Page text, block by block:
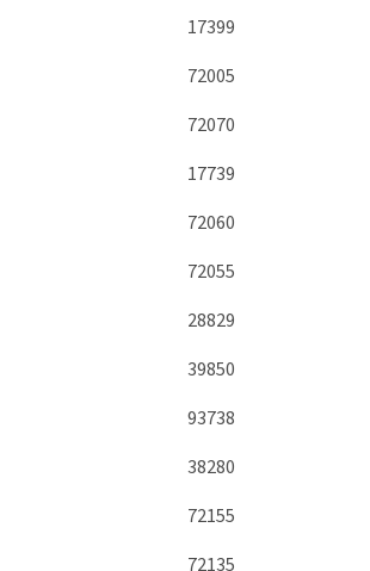
17399
72005
72070
17739
72060
72055
28829
39850
93738
38280
72155
72135